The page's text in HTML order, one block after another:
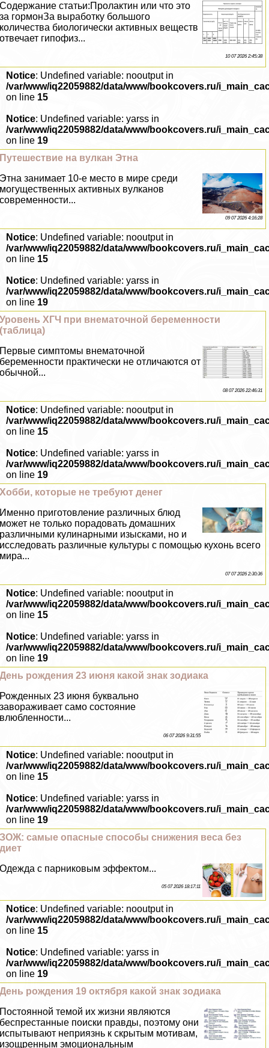
Содержание статьи:Пролактин или что это
за гормонЗа выработку большого
количества биологически активных веществ
отвечает гипофиз...
10 07 2026 2:45:38
Notice: Undefined variable: nooutput in
/var/www/iq22059882/data/www/bookcovers.ru/
on line 15
Notice: Undefined variable: yarss in
/var/www/iq22059882/data/www/bookcovers.ru/
on line 19
Путешествие на вулкан Этна
Этна занимает 10-е место в мире среди
могущественных активных вулканов
современности...
09 07 2026 4:16:28
Notice: Undefined variable: nooutput in
/var/www/iq22059882/data/www/bookcovers.ru/
on line 15
Notice: Undefined variable: yarss in
/var/www/iq22059882/data/www/bookcovers.ru/
on line 19
Уровень ХГЧ при внематочной беременности
(таблица)
Первые симптомы внематочной
беременности пpaктически не отличаются от
обычной...
08 07 2026 22:46:31
Notice: Undefined variable: nooutput in
/var/www/iq22059882/data/www/bookcovers.ru/
on line 15
Notice: Undefined variable: yarss in
/var/www/iq22059882/data/www/bookcovers.ru/
on line 19
Хобби, которые не требуют денег
Именно приготовление различных блюд
может не только порадовать домашних
различными кулинарными изысками, но и
исследовать различные культуры с помощью кухонь всего
мира...
07 07 2026 2:30:36
Notice: Undefined variable: nooutput in
/var/www/iq22059882/data/www/bookcovers.ru/
on line 15
Notice: Undefined variable: yarss in
/var/www/iq22059882/data/www/bookcovers.ru/
on line 19
День рождения 23 июня какой знак зодиака
Рожденных 23 июня буквально
завораживает само состояние
влюбленности...
06 07 2026 9:31:55
Notice: Undefined variable: nooutput in
/var/www/iq22059882/data/www/bookcovers.ru/
on line 15
Notice: Undefined variable: yarss in
/var/www/iq22059882/data/www/bookcovers.ru/
on line 19
ЗОЖ: самые опасные способы снижения веса без
диет
Одежда с парниковым эффектом...
05 07 2026 18:17:11
Notice: Undefined variable: nooutput in
/var/www/iq22059882/data/www/bookcovers.ru/
on line 15
Notice: Undefined variable: yarss in
/var/www/iq22059882/data/www/bookcovers.ru/
on line 19
День рождения 19 октября какой знак зодиака
Постоянной темой их жизни являются
беспрестанные поиски правды, поэтому они
испытывают неприязнь к скрытым мотивам,
изощренным эмоциональным